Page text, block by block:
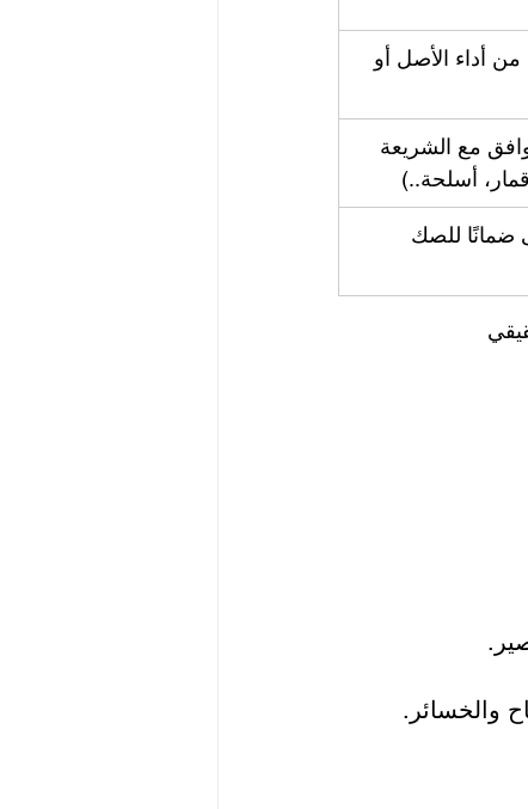
من أداء الأصل أو
مع الشريعة
أسلحة..)
ضمانًا للصك
والخسائر.